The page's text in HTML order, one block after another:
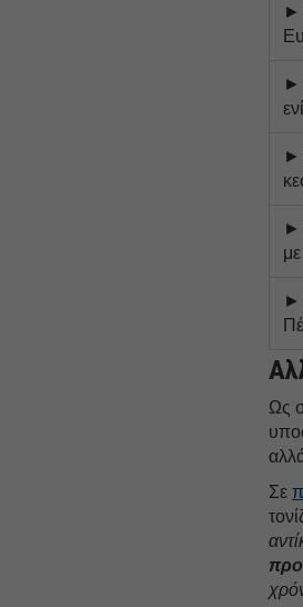
►
►
►
►
Ως
Σε